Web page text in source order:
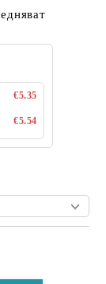
€5.35
€5.54